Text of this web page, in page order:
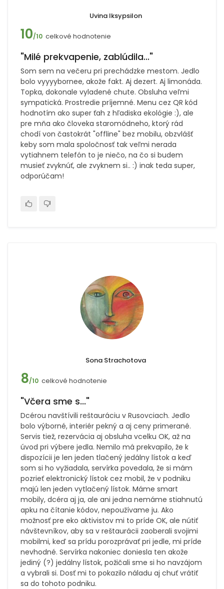
Uvina Iksypsilon
10/10 celkové hodnotenie
"Milé prekvapenie, zablúdila..."
Som sem na večeru pri prechádzke mestom. Jedlo
bolo vyyyybornee, akože fakt. Aj dezert. Aj limonáda.
Topka, dokonale vyladené chute. Obsluha veľmi
sympatická. Prostredie príjemné. Menu cez QR kód
hodnotím ako super ťah z hľadiska ekológie :), ale
pre mňa ako človeka staromódneho, ktorý rád
chodí von častokrát "offline" bez mobilu, obzvlášť
keby som mala spoločnosť tak veľmi nerada
vytiahnem telefón to je niečo, na čo si budem
musieť zvyknúť, ale zvyknem si.. :) inak teda super,
odporúčam!
Sona Strachotova
8/10 celkové hodnotenie
"Včera sme s..."
Dcérou navštívili reštauráciu v Rusovciach. Jedlo
bolo výborné, interiér pekný a aj ceny primerané.
Servis tiež, rezervácia aj obsluha vcelku OK, až na
úvod pri výbere jedla. Nemilo má prekvapilo, že k
dispozícii je len jeden tlačený jedálny lístok a keď
som si ho vyžiadala, servírka povedala, že si mám
pozrieť elektronický lístok cez mobil, že v podniku
majú len jeden vytlačený lístok. Máme smart
mobily, dcéra aj ja, ale ani jedna nemáme stiahnutú
apku na čítanie kódov, nepoužívame ju. Ako
možnosť pre eko aktivistov mi to príde OK, ale nútiť
návštevníkov, aby sa v reštaurácii zaoberali svojimi
mobilmi, keď sa prídu porozprávať pri jedle, mi príde
nevhodné. Servírka nakoniec doniesla ten akože
jediný (?) jedálny lístok, požičali sme si ho navzájom
a vybrali si. Dosť mi to pokazilo náladu aj chuť vrátiť
sa do tohoto podniku.